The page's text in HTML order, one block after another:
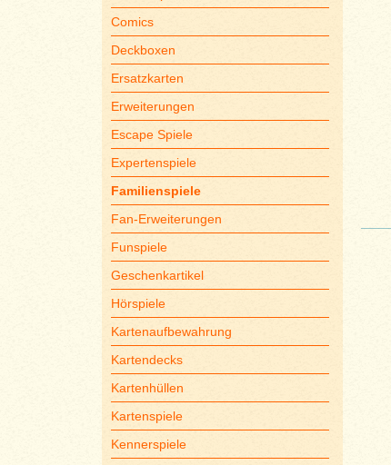
Comics
Deckboxen
Ersatzkarten
Erweiterungen
Escape Spiele
Expertenspiele
Familienspiele
Fan-Erweiterungen
Funspiele
Geschenkartikel
Hörspiele
Kartenaufbewahrung
Kartendecks
Kartenhüllen
Kartenspiele
Kennerspiele